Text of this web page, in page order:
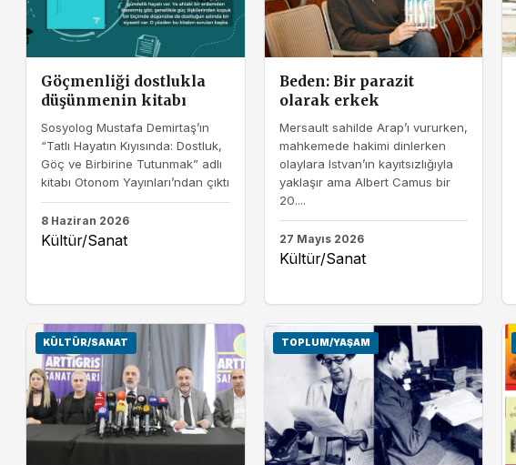
Göçmenliği dostlukla
düşünmenin kitabı
Sosyolog Mustafa Demirtaş’ın
“Tatlı Hayatın Kıyısında: Dostluk,
Göç ve Birbirine Tutunmak” adlı
kitabı Otonom Yayınları’ndan çıktı
8 Haziran 2026
Kültür/Sanat
Beden: Bir parazit
olarak erkek
Mersault sahilde Arap’ı vururken,
mahkemede hakimi dinlerken
olaylara Istvan’ın kayıtsızlığıyla
yaklaşır ama Albert Camus bir
20....
27 Mayıs 2026
Kültür/Sanat
KÜLTÜR/SANAT TOPLUM/YAŞAM